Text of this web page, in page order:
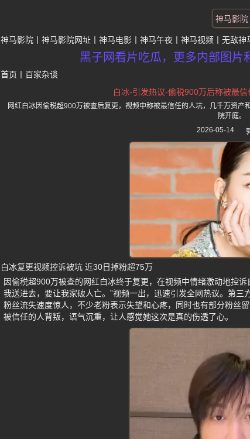
神马影院
神马影院 神马影院网址 神马电影 神马午夜 神马视频 无敌神
黑子网看片吃瓜，更多内部图片
首页 百家杂谈
白冰-引发热议-偷税900万后称被最
网红白冰因偷税超900万被查后复更，视频中称被最信任的人坑，几千万资
院开庭。
2026-05-14
白冰复更视频控诉被坑 近30日掉粉超75万
因偷税超900万被查的网红白冰终于复更，在视频中情绪激动地控
我送进去，要让我家破人亡。”视频一出，迅速引发全网热议。第三
粉丝流失速度惊人，不少老粉表示失望和心疼，同时也有部分粉丝
被信任的人背叛，语气沉重，让人感觉她这次是真的伤透了心。